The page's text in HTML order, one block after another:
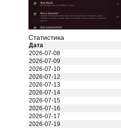
Статистика
Дата
2026-07-08
2026-07-09
2026-07-10
2026-07-12
2026-07-13
2026-07-14
2026-07-15
2026-07-16
2026-07-17
2026-07-19